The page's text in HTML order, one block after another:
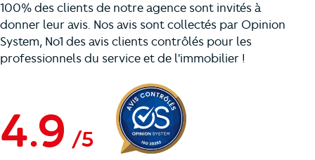
100% des clients de notre agence sont invités à
donner leur avis. Nos avis sont collectés par Opinion
System, No1 des avis clients contrôlés pour les
professionnels du service et de l'immobilier !
4.9 /5